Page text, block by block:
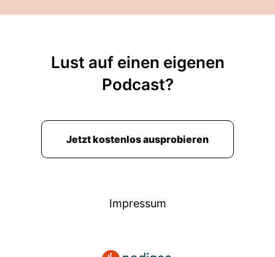
Lust auf einen eigenen
Podcast?
Jetzt kostenlos ausprobieren
Impressum